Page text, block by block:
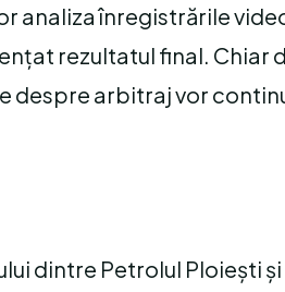
analiza înregistrările
rezultatul final. Chiar
arbitraj vor
dintre Petrolul Ploiești și